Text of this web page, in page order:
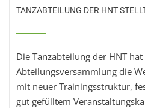
TANZABTEILUNG DER HNT
Die Tanzabteilung der HNT
Abteilungsversammlung die
mit neuer Trainingsstruktur,
gut gefülltem